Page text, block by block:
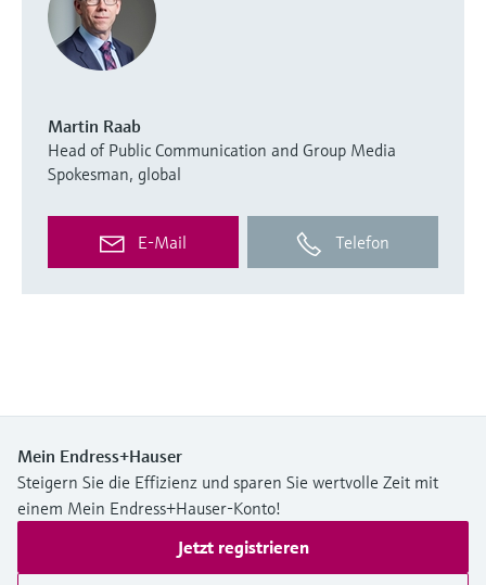
Martin Raab
Head of Public Communication and Group Media
Spokesman, global
E-Mail Telefon
Mein Endress+Hauser
Steigern Sie die Effizienz und sparen Sie wertvolle Zeit mit
einem Mein Endress+Hauser-Konto!
Jetzt registrieren